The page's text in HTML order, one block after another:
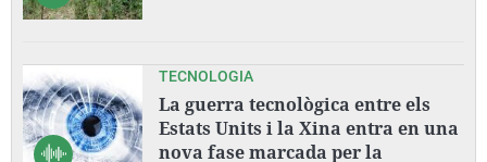
TECNOLOGIA
La guerra tecnològica entre els
Estats Units i la Xina entra en una
nova fase marcada per la